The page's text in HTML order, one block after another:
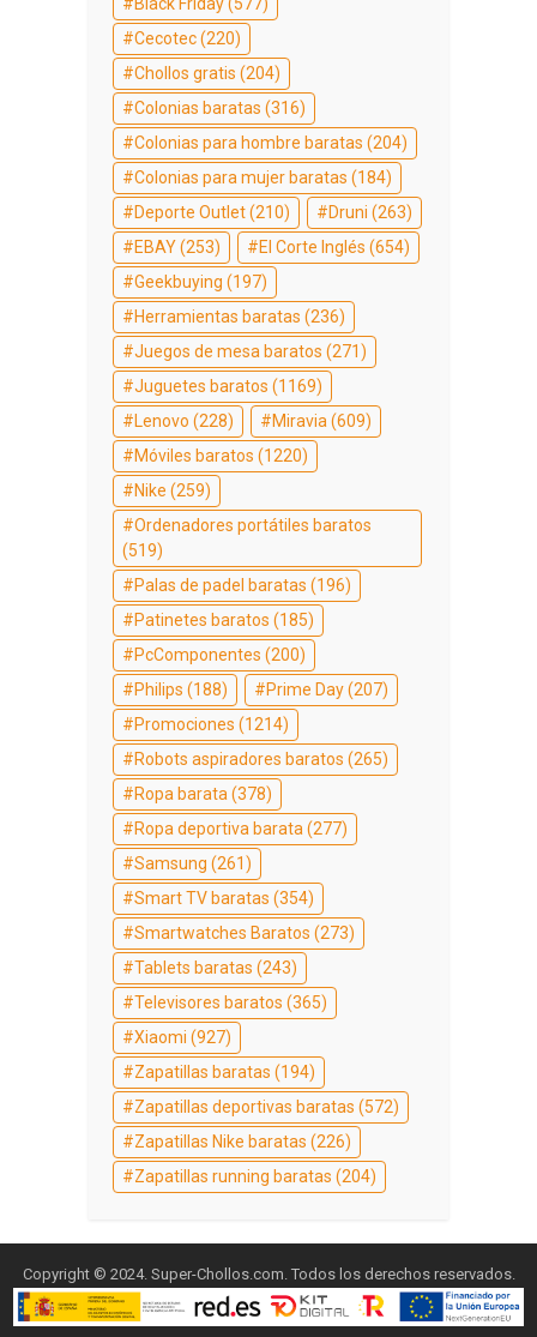
Cecotec(220)
Chollos gratis (204)
Colonias baratas (316)
Colonias para hombre baratas (204)
Colonias para mujer baratas (184)
Deporte Outlet(210) Druni (263)
EBAY(253) El Corte Inglés (654)
Geekbuying (197)
Herramientas baratas (236)
Juegos de mesa baratos (271)
Juguetes baratos (1169)
Lenovo (228) Miravia (609)
Móviles baratos (1220)
Nike (259)
Ordenadores portátiles baratos
(519)
Palas de padel baratas (196)
Patinetes baratos (185)
PcComponentes (200)
Philips (188) Prime Day(207)
Promociones (1214)
Robots aspiradores baratos (265)
Ropa barata (378)
Ropa deportiva barata (277)
Samsung (261)
Smart TV baratas (354)
Smartwatches Baratos (273)
Tablets baratas (243)
Televisores baratos (365)
Xiaomi (927)
Zapatillas baratas (194)
Zapatillas deportivas baratas (572)
Zapatillas Nike baratas (226)
Zapatillas running baratas (204)
Copyright © 2024. Super-Chollos.com. Todos los derechos reservados.